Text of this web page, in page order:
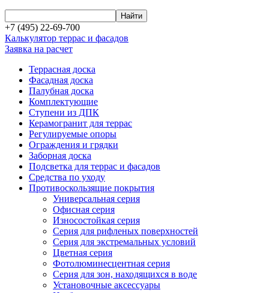
+7 (495) 22-69-700
Калькулятор террас и фасадов
Заявка на расчет
Террасная доска
Фасадная доска
Палубная доска
Комплектующие
Ступени из ДПК
Керамогранит для террас
Регулируемые опоры
Ограждения и грядки
Заборная доска
Подсветка для террас и фасадов
Средства по уходу
Противоскользящие покрытия
Универсальная серия
Офисная серия
Износостойкая серия
Серия для рифленых поверхностей
Серия для экстремальных условий
Цветная серия
Фотолюминесцентная серия
Серия для зон, находящихся в воде
Установочные аксессуары